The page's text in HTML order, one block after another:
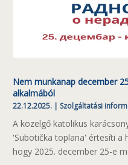
Nem munkanap december
alkalmából
22.12.2025. | Szolgáltatási
A közelgő katolikus
'Subotička toplana' értesíti a
hogy 2025. december 25-e